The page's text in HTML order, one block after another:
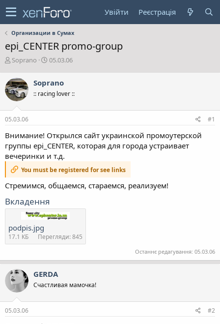
Увійти Реєстрація
Организации в Сумах
epi_CENTER promo-group
А
т
о
р
т
е
м
Soprano
Д
а
с
в
е
н
н
я
05.03.06
Soprano
:: racing lover ::
05.03.06 #1
Внимание! Открылся сайт украинской промоутерской
группы epi_CENTER, которая для города устраивает
вечеринки и т.д.
You must be registered for see links
Стремимся, общаемся, стараемся, реализуем!
Вкладення
podpis.jpg
17.1 КБ Перегляди: 845
Останнє редагування: 05.03.06
GERDA
Счастливая мамочка!
05.03.06 #2